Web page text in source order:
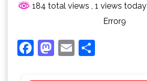
184 total views
, 1 views today
Error9
Facebook
Mastodon
Email